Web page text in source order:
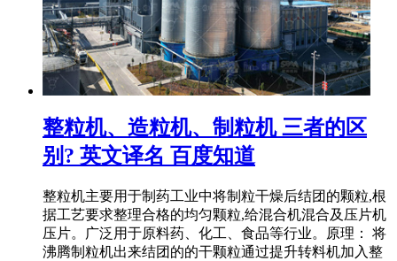
整粒机、造粒机、制粒机 三者的区
别? 英文译名 百度知道
整粒机主要用于制药工业中将制粒干燥后结团的颗粒,根
据工艺要求整理合格的均匀颗粒,给混合机混合及压片机
压片。广泛用于原料药、化工、食品等行业。原理： 将
沸腾制粒机出来结团的的干颗粒通过提升转料机加入整